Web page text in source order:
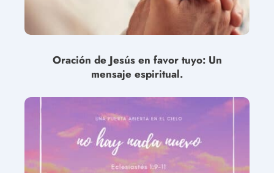
Oración de Jesús en favor tuyo: Un
mensaje espiritual.